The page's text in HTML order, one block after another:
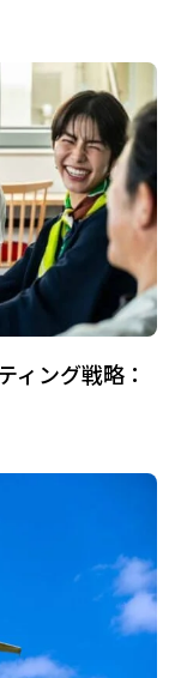
ィング戦略：